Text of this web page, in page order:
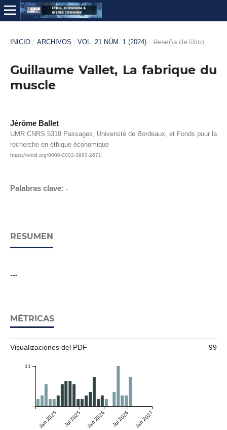
INICIO / ARCHIVOS / VOL. 21 NÚM. 1 (2024) / Reseña de libro
Guillaume Vallet, La fabrique du
muscle
Jérôme Ballet
UMR CNRS 5319 Passages, Université de Bordeaux, et Fonds pour la
recherche en éthique économique
https://orcid.org/0000-0002-3980-2671
Palabras clave: -
RESUMEN
---
MÉTRICAS
Visualizaciones del PDF 99
Jan 2025 Jul 2025 Jan 2026 Jul 2026 Jan 2027
11